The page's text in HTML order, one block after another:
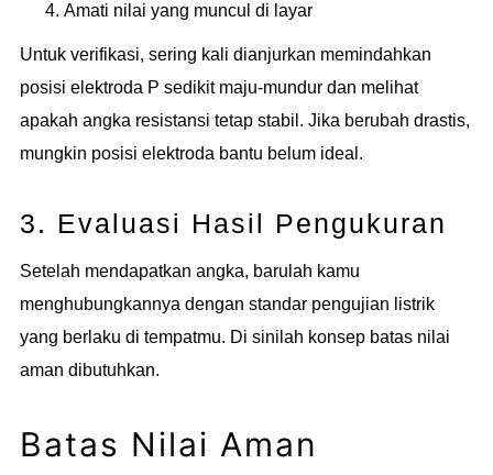
Amati nilai yang muncul di layar
Untuk verifikasi, sering kali dianjurkan memindahkan
posisi elektroda P sedikit maju-mundur dan melihat
apakah angka resistansi tetap stabil. Jika berubah drastis,
mungkin posisi elektroda bantu belum ideal.
3. Evaluasi Hasil Pengukuran
Setelah mendapatkan angka, barulah kamu
menghubungkannya dengan standar pengujian listrik
yang berlaku di tempatmu. Di sinilah konsep batas nilai
aman dibutuhkan.
Batas Nilai Aman